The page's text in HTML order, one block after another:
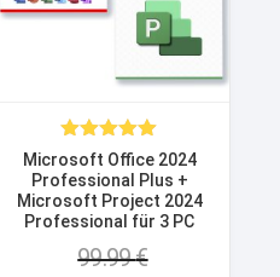
Bewertet
mit 5.00
von 5
Microsoft Office 2024
Professional Plus +
Microsoft Project 2024
Professional für 3 PC
99.99€